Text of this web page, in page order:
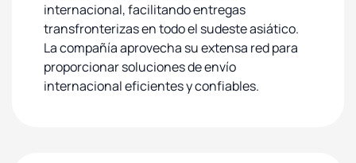
internacional, facilitando entregas
transfronterizas en todo el sudeste asiático.
La compañía aprovecha su extensa red para
proporcionar soluciones de envío
internacional eficientes y confiables.